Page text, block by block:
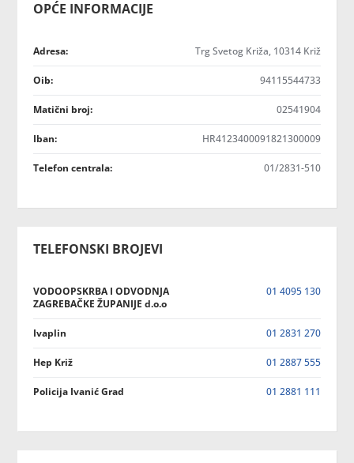
OPĆE INFORMACIJE
Adresa: Trg Svetog Križa, 10314 Križ
Oib: 94115544733
Matični broj: 02541904
Iban: HR4123400091821300009
Telefon centrala: 01/2831-510
TELEFONSKI BROJEVI
VODOOPSKRBA I ODVODNJA
ZAGREBAČKE ŽUPANIJE d.o.o
01 4095 130
Ivaplin 01 2831 270
Hep Križ 01 2887 555
Policija Ivanić Grad 01 2881 111